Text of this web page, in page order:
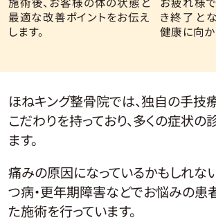
最適な改善ポイントをお伝え
します。
き終了と
健康に向か
ほねキング整骨院では、独自の手技
こだわりを持っており、多くの症状
ます。
痛みの原因になっているかもしれな
つ病・更年期障害などでお悩みの患
た施術を行っています。